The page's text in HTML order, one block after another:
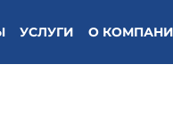
УСЛУГИ О